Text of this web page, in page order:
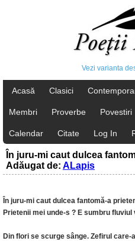
Vezi varianta
Acasă Clasici
Membri Proverbe Povestiri
Calendar Citate Log In
În juru-mi caut dulcea
Adăugat de: ALapis
În juru-mi caut dulcea fantomă-a
Prietenii mei unde-s ? E sumbru fluviul
Din flori se scurge sânge. Zefirul care-